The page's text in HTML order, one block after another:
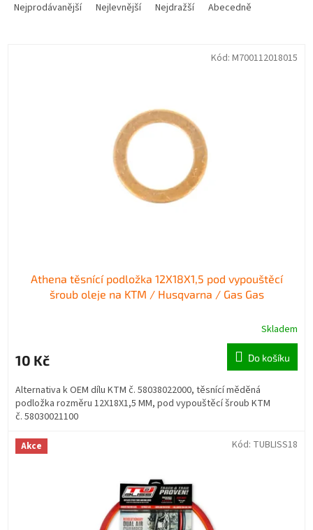
Nejprodávanější Nejlevnější Nejdražší Abecedně
Athena těsnící podložka 12X18X1,5 pod vypouštěcí
šroub oleje na KTM / Husqvarna / Gas Gas
Skladem
10 Kč Do košíku
Alternativa k OEM dílu KTM č. 58038022000, těsnící měděná
podložka rozměru 12X18X1,5 MM, pod vypouštěcí šroub KTM
č. 58030021100
Kód: M700112018015
Akce Kód: TUBLISS18